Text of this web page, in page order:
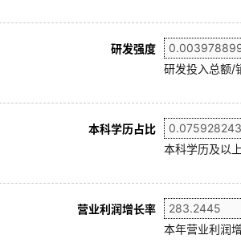
研发强度
研发投入总额/
本科学历占比
本科学历及以
营业利润增长率
本年营业利润